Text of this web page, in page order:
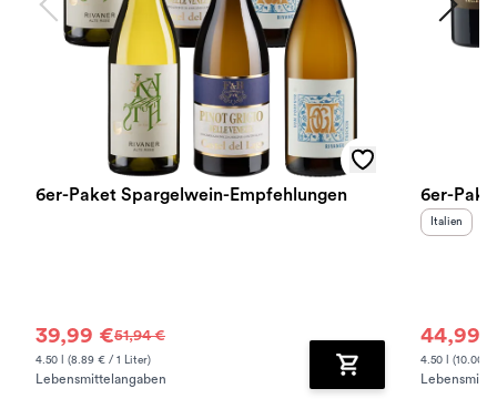
6er-Paket Spargelwein-Empfehlungen
39,99 €51,94 €
4.50 l (8.89 € / 1 Liter)
Lebensmittelangaben Zum Warenkorb
6er-
Italien
44,99
4.50 l (10.00 €